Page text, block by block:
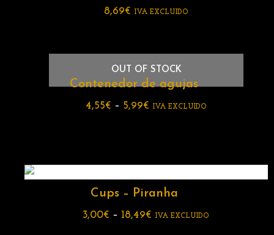
8,69€ IVA EXCLUIDO
OUT OF STOCK
Contenedor de agujas
4,55€ – 5,99€ IVA EXCLUIDO
Cups – Piranha
3,00€ – 18,49€ IVA EXCLUIDO